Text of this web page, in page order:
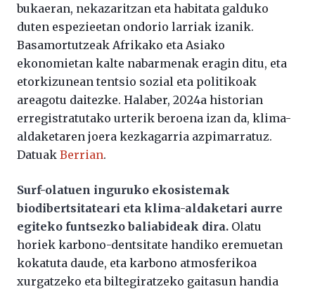
bukaeran, nekazaritzan eta habitata galduko
duten espezieetan ondorio larriak izanik.
Basamortutzeak Afrikako eta Asiako
ekonomietan kalte nabarmenak eragin ditu, eta
etorkizunean tentsio sozial eta politikoak
areagotu daitezke. Halaber, 2024a historian
erregistratutako urterik beroena izan da, klima-
aldaketaren joera kezkagarria azpimarratuz.
Datuak Berrian.
Surf-olatuen inguruko ekosistemak
biodibertsitateari eta klima-aldaketari aurre
egiteko funtsezko baliabideak dira. Olatu
horiek karbono-dentsitate handiko eremuetan
kokatuta daude, eta karbono atmosferikoa
xurgatzeko eta biltegiratzeko gaitasun handia